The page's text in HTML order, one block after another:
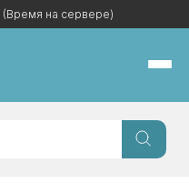
(Время на сервере)
(Время на сервере)